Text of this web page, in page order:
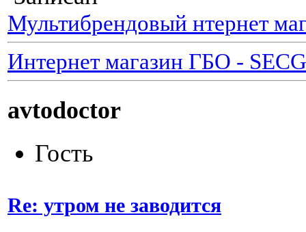
Мультибрендовый нтернет
Интернет магазин ГБО -
avtodoctor
Гость
Re: утром не заводится